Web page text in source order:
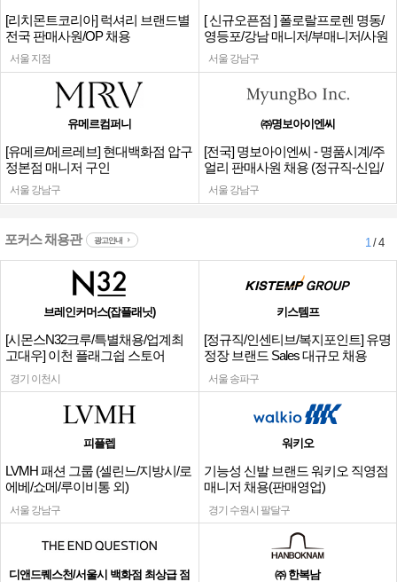
[리치몬트코리아] 럭셔리 브랜드별
전국 판매사원/OP 채용
서울 지점
[ 신규오픈점 ] 폴로랄프로렌 명동/
영등포/강남 매니저/부매니저/사원
서울 강남구
유메르컴퍼니
[유메르/메르레브] 현대백화점 압구
정본점 매니저 구인
서울 강남구
㈜명보아이엔씨
[전국] 명보아이엔씨 - 명품시계/주
얼리 판매사원 채용 (정규직-신입/
경력)
서울 강남구
포커스 채용관 광고안내 1/ 4
브레인커머스(잡플래닛)
[시몬스N32크루/특별채용/업계최
고대우] 이천 플래그쉽 스토어
경기 이천시
키스템프
[정규직/인센티브/복지포인트] 유명
정장 브랜드 Sales 대규모 채용
서울 송파구
피플렙
LVMH 패션 그룹 (셀린느/지방시/로
에베/쇼메/루이비통 외)
서울 강남구
워키오
기능성 신발 브랜드 워키오 직영점
매니저 채용(판매영업)
경기 수원시 팔달구
디앤드퀘스천/서울시 백화점 최상급 점 ㈜ 한복남